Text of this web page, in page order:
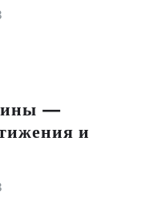
—
и